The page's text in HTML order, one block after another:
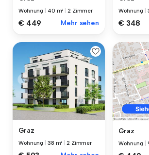
Wohnung 40 m² |2 Zimmer
€ 449 Mehr sehen
Wohnung
€ 348
Graz
Wohnung 38 m² |2 Zimmer
Graz
Wohnung